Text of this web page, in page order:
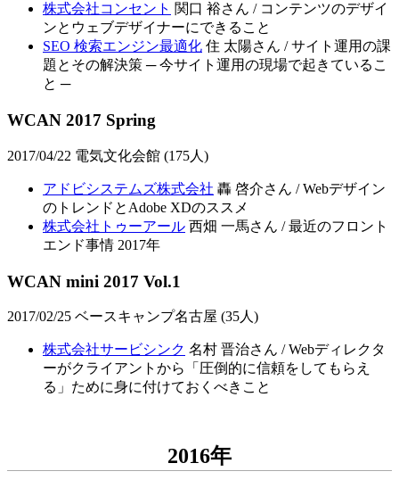
株式会社コンセント 関口 裕さん / コンテンツのデザイ
ンとウェブデザイナーにできること
SEO 検索エンジン最適化 住 太陽さん / サイト運用の課
題とその解決策 ─ 今サイト運用の現場で起きているこ
と ─
WCAN 2017 Spring
2017/04/22 電気文化会館 (175人)
アドビシステムズ株式会社 轟 啓介さん / Webデザイン
のトレンドとAdobe XDのススメ
株式会社トゥーアール 西畑 一馬さん / 最近のフロント
エンド事情 2017年
WCAN mini 2017 Vol.1
2017/02/25 ベースキャンプ名古屋 (35人)
株式会社サービシンク 名村 晋治さん / Webディレクタ
ーがクライアントから「圧倒的に信頼をしてもらえ
る」ために身に付けておくべきこと
2016年